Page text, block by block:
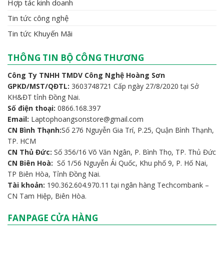
Hợp tác kinh doanh
Tin tức công nghệ
Tin tức Khuyến Mãi
THÔNG TIN BỘ CÔNG THƯƠNG
Công Ty TNHH TMDV Công Nghệ Hoàng Sơn
GPKD/MST/QĐTL: 3603748721 Cấp ngày 27/8/2020 tại Sở
KH&ĐT tỉnh Đồng Nai.
Số điện thoại: 0866.168.397
Email: Laptophoangsonstore@gmail.com
CN Bình Thạnh:Số 276 Nguyễn Gia Trí, P.25, Quận Bình Thạnh,
TP. HCM
CN Thủ Đức: Số 356/16 Võ Văn Ngân, P. Bình Thọ, TP. Thủ Đức
CN Biên Hoà: Số 1/56 Nguyễn Ái Quốc, Khu phố 9, P. Hố Nai,
TP Biên Hòa, Tỉnh Đồng Nai.
Tài khoản: 190.362.604.970.11 tại ngân hàng Techcombank –
CN Tam Hiệp, Biên Hòa.
FANPAGE CỬA HÀNG